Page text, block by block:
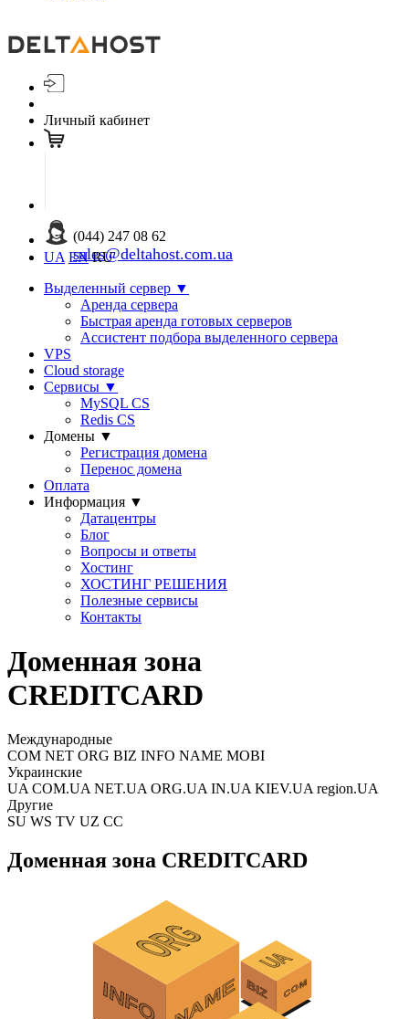
Личный кабинет
(044) 247 08 62
sales@deltahost.com.ua
UA EN RU
Выделенный сервер ▼
Аренда сервера
Быстрая аренда готовых серверов
Ассистент подбора выделенного сервера
VPS
Cloud storage
Сервисы ▼
MySQL CS
Redis CS
Домены ▼
Регистрация домена
Перенос домена
Оплата
Информация ▼
Датацентры
Блог
Вопросы и ответы
Хостинг
ХОСТИНГ РЕШЕНИЯ
Полезные сервисы
Контакты
Доменная зона
CREDITCARD
Международные
COM NET ORG BIZ INFO NAME MOBI
Украинские
UA COM.UA NET.UA ORG.UA IN.UA KIEV.UA region.UA
Другие
SU WS TV UZ CC
Доменная зона CREDITCARD